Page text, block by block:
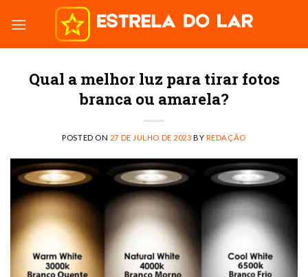
Qual a melhor luz para tirar fotos
branca ou amarela?
POSTED ON 27 DE JULHO DE 2023 BY REDAÇÃO